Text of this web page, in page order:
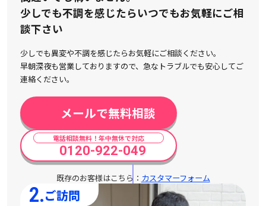
少しでも不調を感じたらいつでもお気軽にご相
談下さい
少しでも異変や不調を感じたらお気軽にご相談ください。
早朝深夜も営業しておりますので、急なトラブルでも安心してご
連絡ください。
メールで無料相談
電話相談無料！年中無休で対応
0120-922-049
既存のお客様はこちら： カスタマーフォーム
2.ご訪問